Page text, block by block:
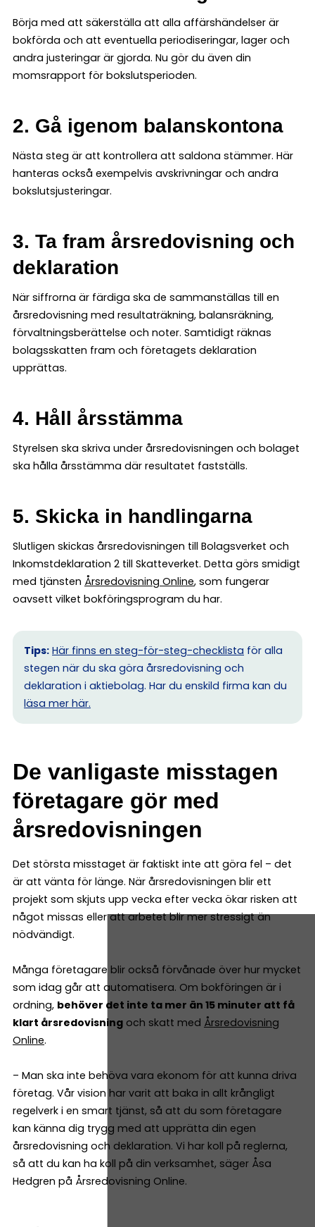
Börja med att säkerställa att alla affärshändelser är
bokförda och att eventuella periodiseringar, lager och
andra justeringar är gjorda. Nu gör du även din
momsrapport för bokslutsperioden.
2. Gå igenom balanskontona
Nästa steg är att kontrollera att saldona stämmer. Här
hanteras också exempelvis avskrivningar och andra
bokslutsjusteringar.
3. Ta fram årsredovisning och
deklaration
När siffrorna är färdiga ska de sammanställas till en
årsredovisning med resultaträkning, balansräkning,
förvaltningsberättelse och noter. Samtidigt räknas
bolagsskatten fram och företagets deklaration
upprättas.
4. Håll årsstämma
Styrelsen ska skriva under årsredovisningen och bolaget
ska hålla årsstämma där resultatet fastställs.
5. Skicka in handlingarna
Slutligen skickas årsredovisningen till Bolagsverket och
Inkomstdeklaration 2 till Skatteverket. Detta görs smidigt
med tjänsten Årsredovisning Online, som fungerar
oavsett vilket bokföringsprogram du har.
Tips: Här finns en steg-för-steg-checklista för alla
stegen när du ska göra årsredovisning och
deklaration i aktiebolag. Har du enskild firma kan du
läsa mer här.
De vanligaste misstagen
företagare gör med
årsredovisningen
Det största misstaget är faktiskt inte att göra fel – det
är att vänta för länge. När årsredovisningen blir ett
projekt som skjuts upp vecka efter vecka ökar risken att
något missas eller att arbetet blir mer stressigt än
nödvändigt.
Många företagare blir också förvånade över hur mycket
som idag går att automatisera. Om bokföringen är i
ordning, behöver det inte ta mer än 15 minuter att få
klart årsredovisning och skatt med Årsredovisning
Online.
– Man ska inte behöva vara ekonom för att kunna driva
företag. Vår vision har varit att baka in allt krångligt
regelverk i en smart tjänst, så att du som företagare
kan känna dig trygg med att upprätta din egen
årsredovisning och deklaration. Vi har koll på reglerna,
så att du kan ha koll på din verksamhet, säger Åsa
Hedgren på Årsredovisning Online.